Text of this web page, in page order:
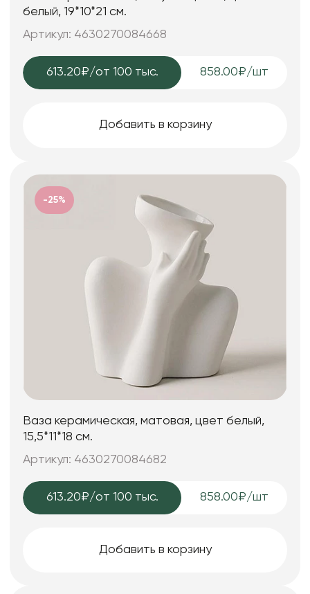
белый, 19*10*21 см.
Артикул: 4630270084668
613.20₽/от 100 тыс. 858.00₽/шт
Добавить в корзину
-25%
Ваза керамическая, матовая, цвет белый,
15,5*11*18 см.
Артикул: 4630270084682
613.20₽/от 100 тыс. 858.00₽/шт
Добавить в корзину